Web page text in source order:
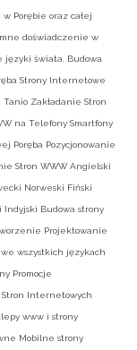
Porębie oraz całej
doświadczenie w
języki świata. Budowa
Strony Internetowe
Zakładanie Stron
na Telefony Smartfony
Poręba Pozycjonowanie
Stron WWW Angielski
Norweski Fiński
Indyjski Budowa strony
Projektowanie
we wszystkich językach
Promocje
Internetowych
www i strony
Mobilne strony